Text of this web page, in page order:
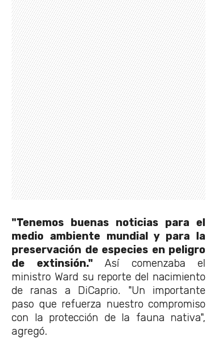
"Tenemos buenas noticias para el
medio ambiente mundial y para la
preservación de especies en peligro
de extinsión." Así comenzaba el
ministro Ward su reporte del nacimiento
de ranas a DiCaprio. "Un importante
paso que refuerza nuestro compromiso
con la protección de la fauna nativa",
agregó.